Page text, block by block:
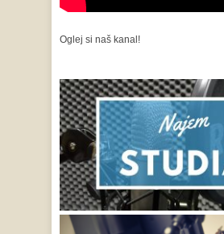
Oglej si naš kanal!